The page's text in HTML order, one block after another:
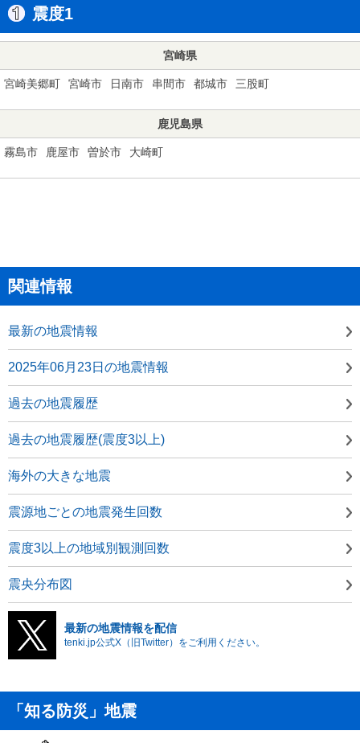
震度1
宮崎県
宮崎美郷町 宮崎市 日南市 串間市 都城市 三股町
鹿児島県
霧島市 鹿屋市 曽於市 大崎町
関連情報
最新の地震情報
2025年06月23日の地震情報
過去の地震履歴
過去の地震履歴(震度3以上)
海外の大きな地震
震源地ごとの地震発生回数
震度3以上の地域別観測回数
震央分布図
最新の地震情報を配信
tenki.jp公式X（旧Twitter）をご利用ください。
「知る防災」地震